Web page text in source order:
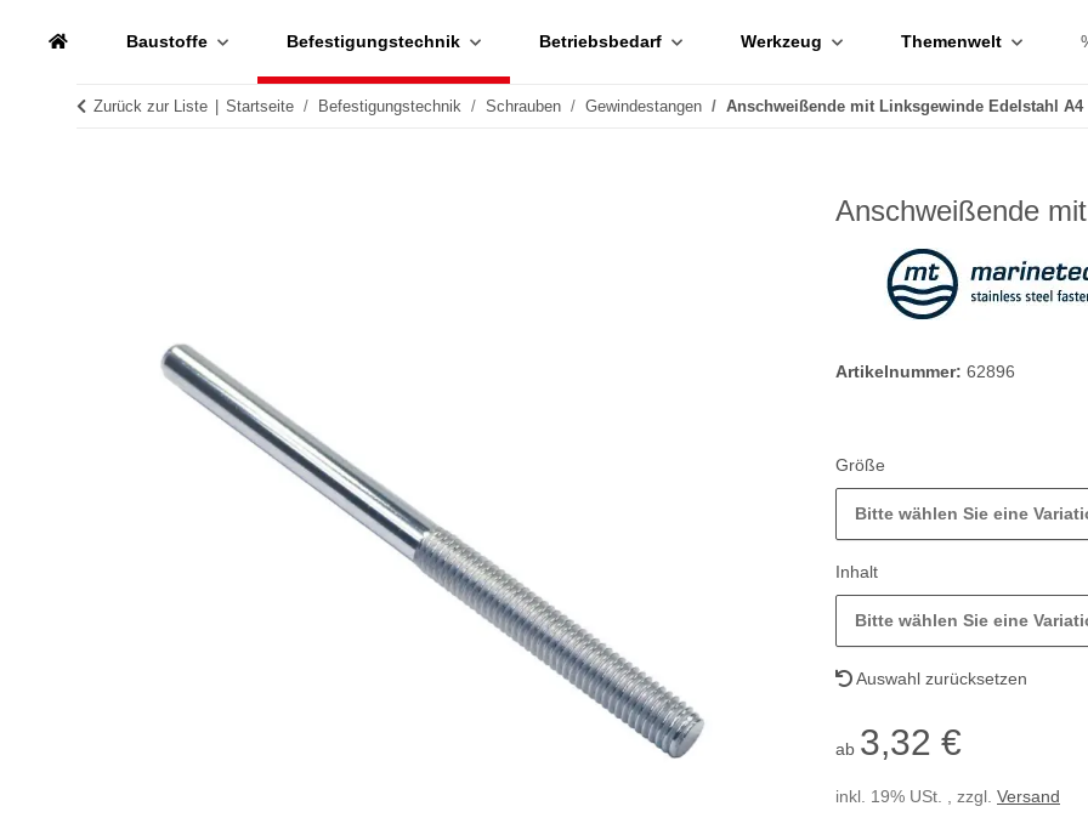
Baustoffe Befestigungstechnik Betriebsbedarf Werkzeug Themenwelt
Zurück zur Liste Startseite Befestigungstechnik Schrauben Gewindestangen Anschweißende mit Linksgewinde Edelstahl A4
Anschweißende
Artikelnummer: 62896
Größe
Bitte wählen Sie eine
Inhalt
Bitte wählen Sie eine
Auswahl zurücksetzen
ab 3,32 €
inkl. 19% USt. , zzgl. Versand